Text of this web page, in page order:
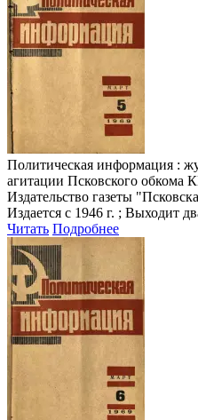
Политическая информация :
агитации Псковского обкома
Издательство газеты
Издается с 1946 г. ; Выходит
Читать Подробнее